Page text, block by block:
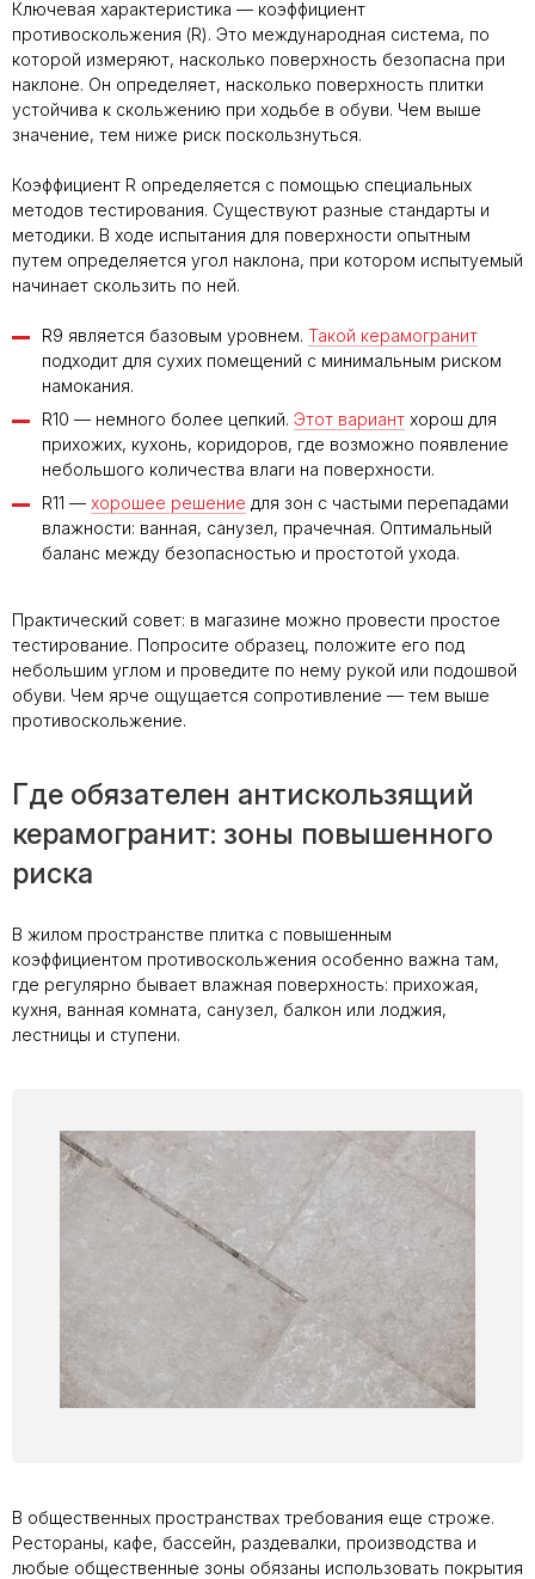
Ключевая характеристика — коэффициент
противоскольжения (R). Это международная система, по
которой измеряют, насколько поверхность безопасна при
наклоне. Он определяет, насколько поверхность плитки
устойчива к скольжению при ходьбе в обуви. Чем выше
значение, тем ниже риск поскользнуться.
Коэффициент R определяется с помощью специальных
методов тестирования. Существуют разные стандарты и
методики. В ходе испытания для поверхности опытным
путем определяется угол наклона, при котором испытуемый
начинает скользить по ней.
R9 является базовым уровнем. Такой керамогранит
подходит для сухих помещений с минимальным риском
намокания.
R10 — немного более цепкий. Этот вариант хорош для
прихожих, кухонь, коридоров, где возможно появление
небольшого количества влаги на поверхности.
R11 — хорошее решение для зон с частыми перепадами
влажности: ванная, санузел, прачечная. Оптимальный
баланс между безопасностью и простотой ухода.
Практический совет: в магазине можно провести простое
тестирование. Попросите образец, положите его под
небольшим углом и проведите по нему рукой или подошвой
обуви. Чем ярче ощущается сопротивление — тем выше
противоскольжение.
Где обязателен антискользящий
керамогранит: зоны повышенного
риска
В жилом пространстве плитка с повышенным
коэффициентом противоскольжения особенно важна там,
где регулярно бывает влажная поверхность: прихожая,
кухня, ванная комната, санузел, балкон или лоджия,
лестницы и ступени.
В общественных пространствах требования еще строже.
Рестораны, кафе, бассейн, раздевалки, производства и
любые общественные зоны обязаны использовать покрытия